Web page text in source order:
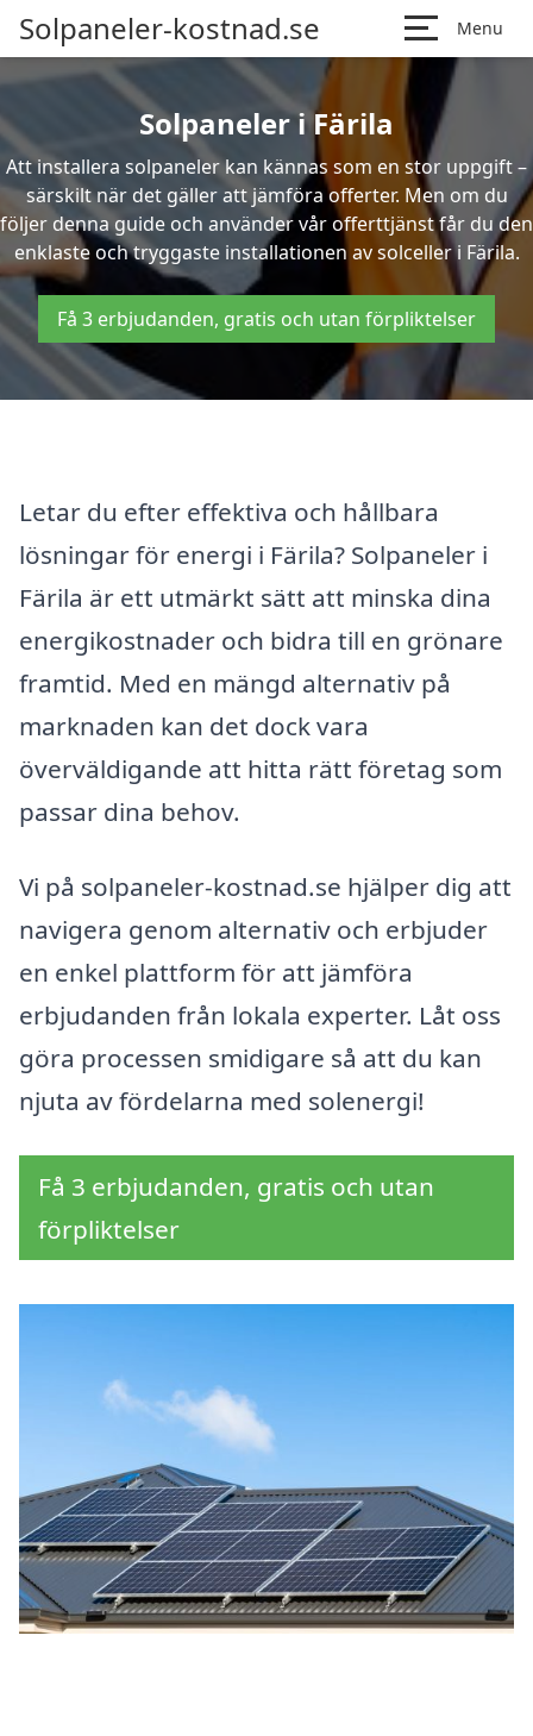
Solpaneler-kostnad.se Menu
Solpaneler i Färila
Att installera solpaneler kan kännas som en stor uppgift –
särskilt när det gäller att jämföra offerter. Men om du
följer denna guide och använder vår offerttjänst får du den
enklaste och tryggaste installationen av solceller i Färila.
Få 3 erbjudanden, gratis och utan förpliktelser
Letar du efter effektiva och hållbara
lösningar för energi i Färila? Solpaneler i
Färila är ett utmärkt sätt att minska dina
energikostnader och bidra till en grönare
framtid. Med en mängd alternativ på
marknaden kan det dock vara
överväldigande att hitta rätt företag som
passar dina behov.
Vi på solpaneler-kostnad.se hjälper dig att
navigera genom alternativ och erbjuder
en enkel plattform för att jämföra
erbjudanden från lokala experter. Låt oss
göra processen smidigare så att du kan
njuta av fördelarna med solenergi!
Få 3 erbjudanden, gratis och utan
förpliktelser